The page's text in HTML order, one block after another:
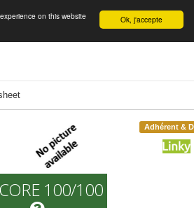
English Ok, j'accepte
on this website
Adhérent &
100/100